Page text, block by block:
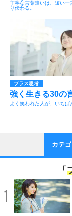
丁寧な言葉遣いは、短い一
り伝わる。
プラス思考
強く生きる30の
よく笑われた人が、いちば
カテ
「
1